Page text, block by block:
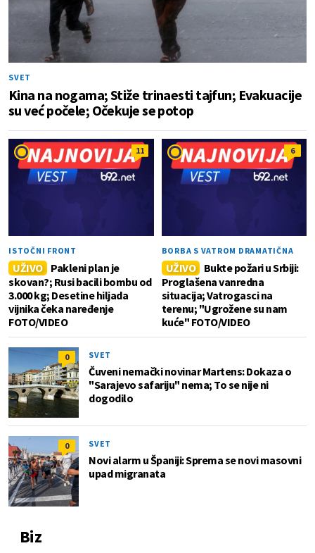
SVET
Kina na nogama; Stiže trinaesti tajfun; Evakuacije
su već počele; Očekuje se potop
11
ISTOČNI FRONT
UŽIVO
Pakleni plan je
skovan?; Rusi bacili bombu od
3.000 kg; Desetine hiljada
vijnika čeka naređenje
FOTO/VIDEO
6
BORBA S VATROM DRAMATIČNA
UŽIVO
Bukte požari u Srbiji:
Proglašena vanredna
situacija; Vatrogasci na
terenu; "Ugrožene su nam
kuće" FOTO/VIDEO
0 SVET
Čuveni nemački novinar Martens: Dokaza o
"Sarajevo safariju" nema; To se nije ni
dogodilo
0 SVET
Novi alarm u Španiji: Sprema se novi masovni
upad migranata
Biz